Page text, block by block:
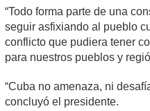
“Todo forma parte de una
seguir asfixiando al pueblo
conflicto que pudiera tener
para nuestros pueblos y
“Cuba no amenaza, ni
concluyó el presidente.